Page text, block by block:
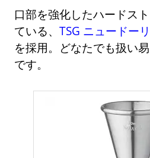
口部を強化したハードス
ている、TSG ニュードー
を採用。どなたでも扱い
です。